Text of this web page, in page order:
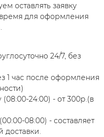
оставлять заявку
для оформления
24/7, без
1 час после оформления
24:00) - от 300р.(в
08:00) - составляет
доставки.